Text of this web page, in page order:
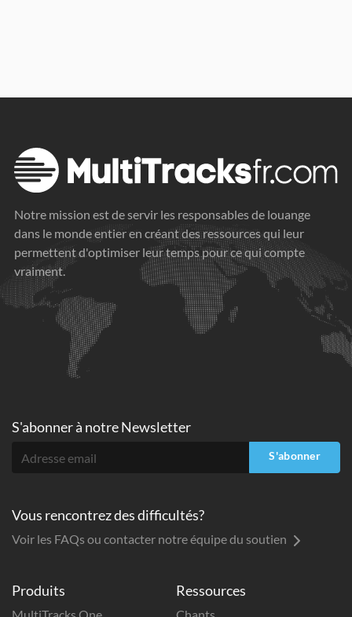
Notre mission est de servir les responsables de louange
dans le monde entier en créant des ressources qui leur
permettent d'optimiser leur temps pour ce qui compte
vraiment.
Produits Ressources
S'abonner à notre Newsletter
S'abonner
Vous rencontrez des difficultés?
Voir les FAQs ou contacter notre équipe du soutien